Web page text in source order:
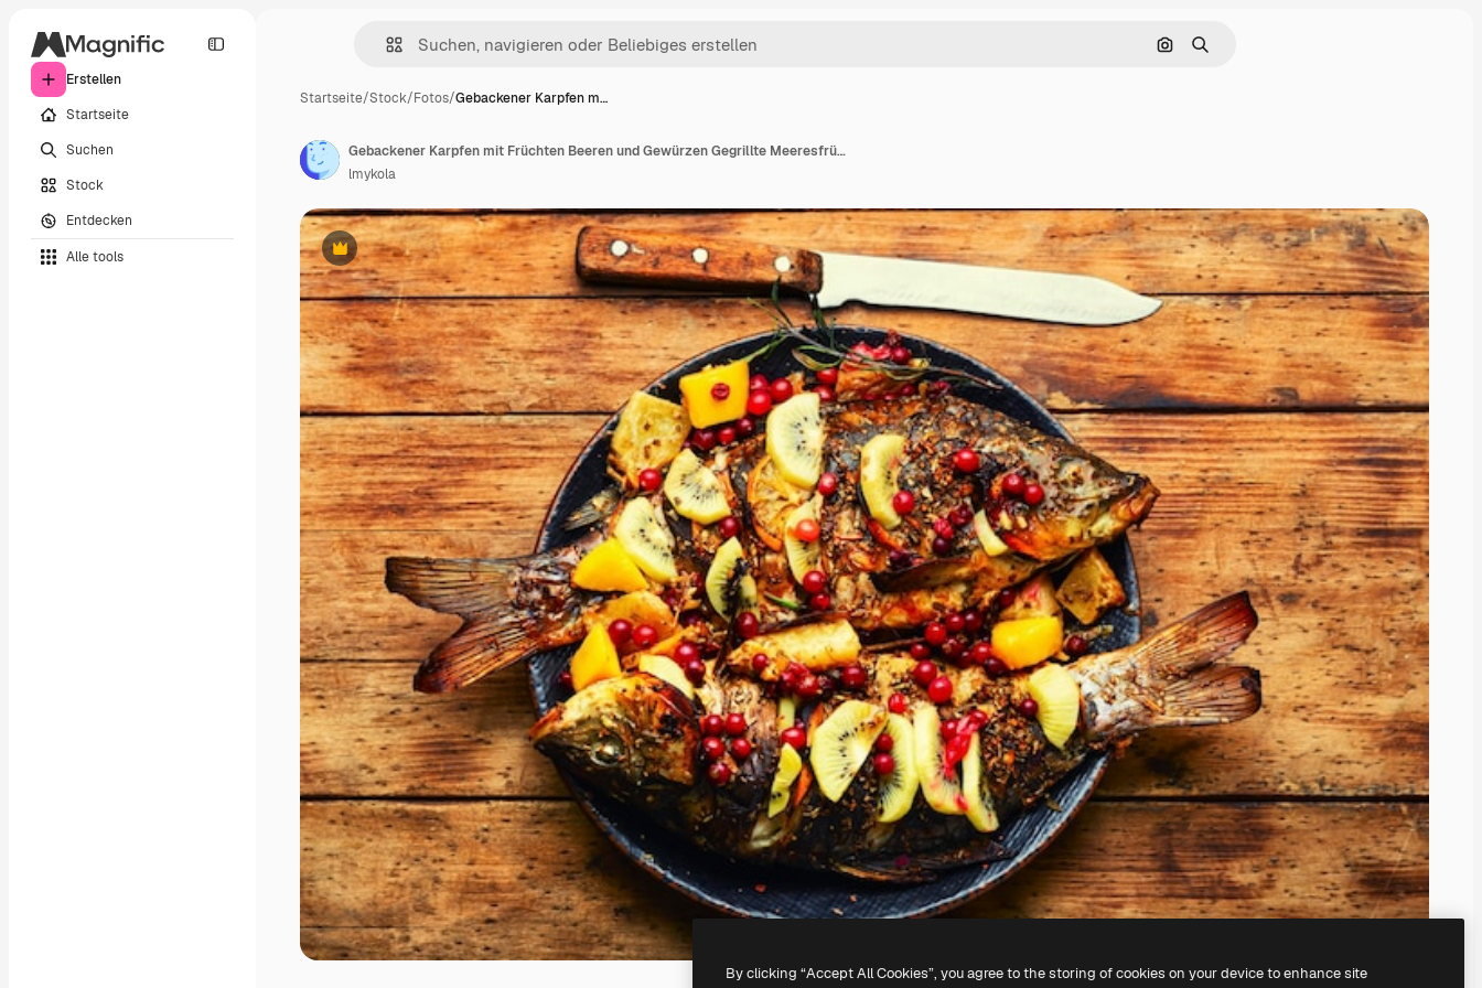
Erstellen
Startseite
Suchen
Stock
Entdecken
Alle tools
Nach Bild suchen
Suchen
Startseite/Stock/Fotos/Gebackener Karpfen m…
Premium
Gebackener Karpfen mit Früchten Beeren und Gewürzen Gegrillte Meeresfrüchte
lmykola
By clicking “Accept All Cookies”, you agree to the storing of cookies on your device to enhance site